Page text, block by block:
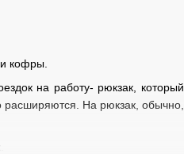
и кофры.
на работу- рюкзак, который
расширяются. На рюкзак, обычно,